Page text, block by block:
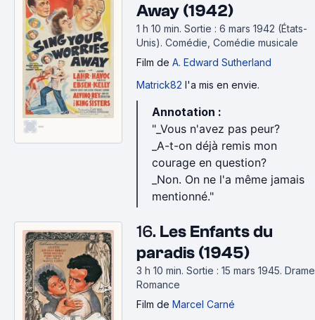
-
Away (1942)
1 h 10 min. Sortie : 6 mars 1942 (États-
Unis). Comédie, Comédie musicale
Film de A. Edward Sutherland
Matrick82 l'a mis en envie.
Annotation :
"_Vous n'avez pas peur?
_A-t-on déjà remis mon
courage en question?
_Non. On ne l'a même jamais
mentionné."
16. Les Enfants du
paradis (1945)
3 h 10 min. Sortie : 15 mars 1945.
Romance
Film de Marcel Carné